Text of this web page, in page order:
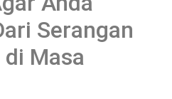
Serangan
Masa